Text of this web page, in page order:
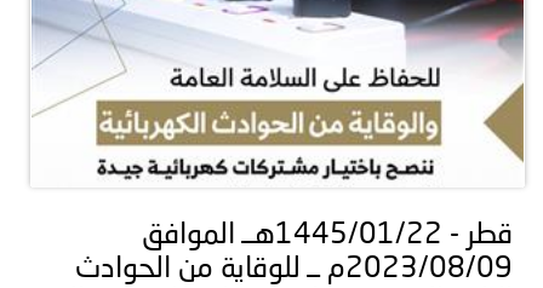
قطر - 1445/01/22هــ الموافق
2023/08/09م ــ للوقاية من الحوادث